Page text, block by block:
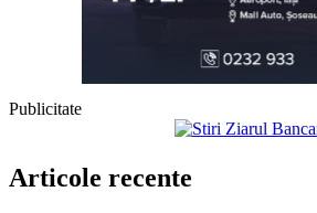
Publicitate
Articole recente